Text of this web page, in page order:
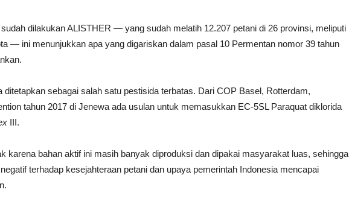
dilakukan ALISTHER — yang sudah melatih 12.207 petani di 26 provinsi, meliputi
— ini menunjukkan apa yang digariskan dalam pasal 10 Permentan nomor 39 tahun
ditetapkan sebagai salah satu pestisida terbatas. Dari COP Basel, Rotterdam,
tahun 2017 di Jenewa ada usulan untuk memasukkan EC-5SL Paraquat diklorida
III.
karena bahan aktif ini masih banyak diproduksi dan dipakai masyarakat luas, sehingga
terhadap kesejahteraan petani dan upaya pemerintah Indonesia mencapai